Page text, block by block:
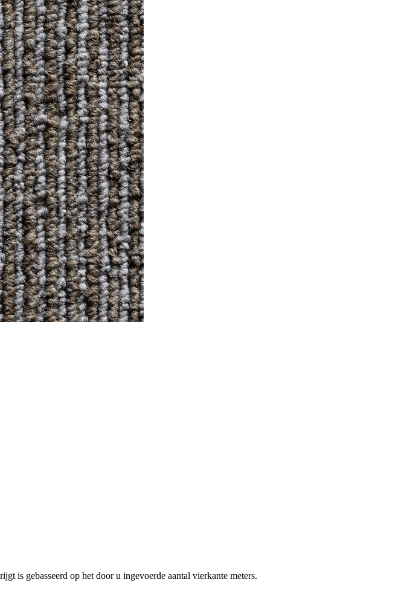
is gebasseerd op het door u ingevoerde aantal vierkante meters.